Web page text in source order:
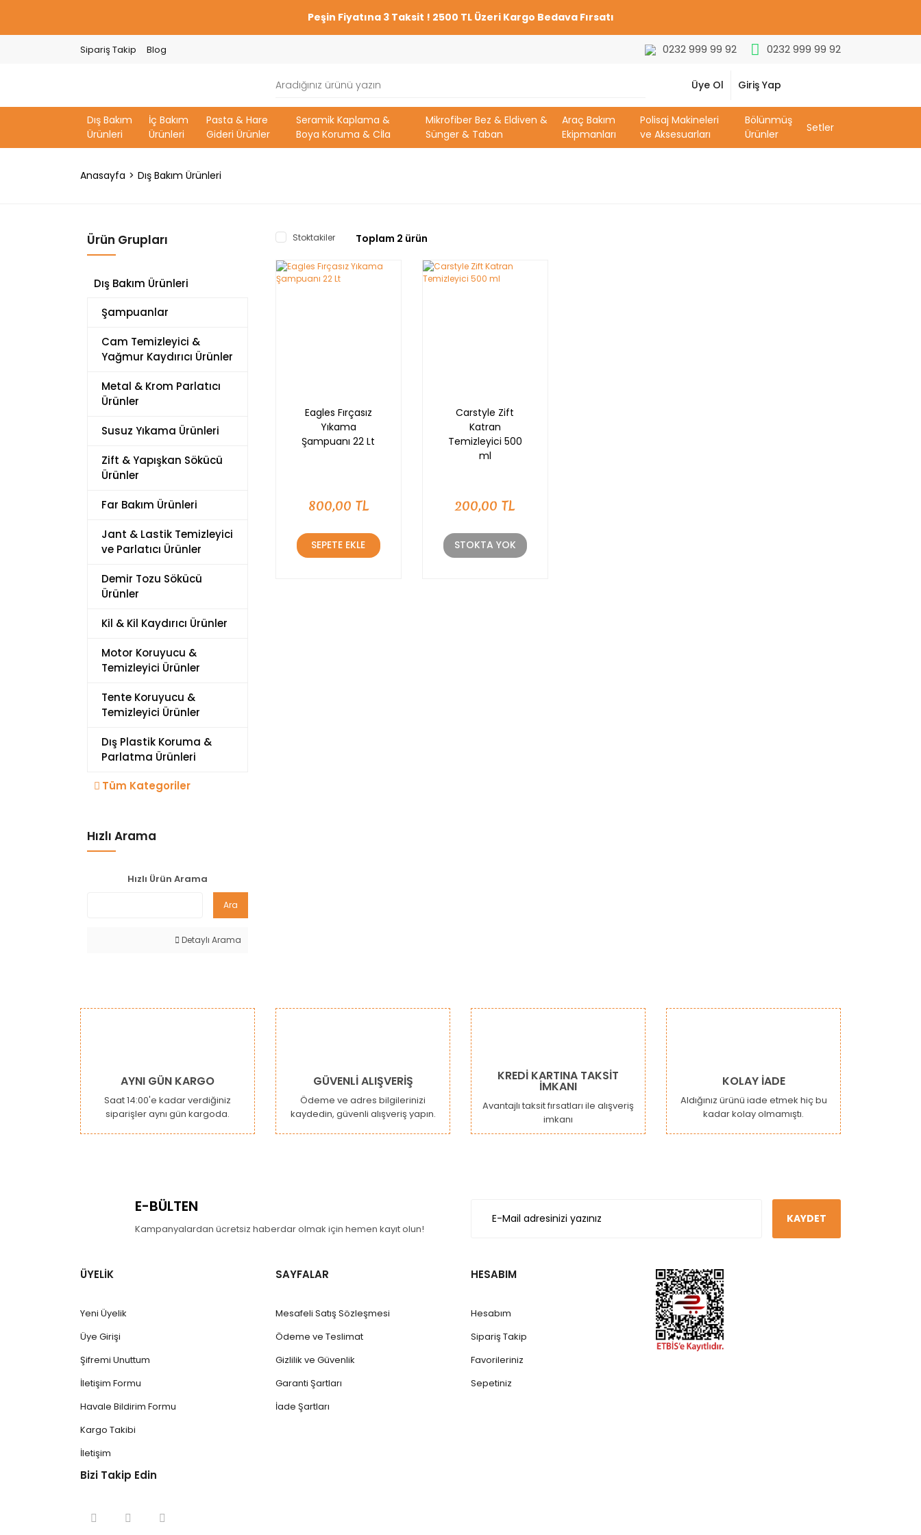
Peşin Fiyatına 3 Taksit ! 2500 TL Üzeri Kargo Bedava Fırsatı
Sipariş Takip Blog 0232 999 99 92 0232 999 99 92
Üye Ol Giriş Yap
Dış Bakım
Ürünleri
İç Bakım
Ürünleri
Pasta & Hare
Gideri Ürünler
Seramik Kaplama &
Boya Koruma & Cİla
Mikrofiber Bez & Eldiven &
Sünger & Taban
Araç Bakım
Ekipmanları
Polisaj Makineleri
ve Aksesuarları
Bölünmüş
Ürünler
Setler
Anasayfa Dış Bakım Ürünleri
Ürün Grupları
Dış Bakım Ürünleri
Şampuanlar
Cam Temizleyici &
Yağmur Kaydırıcı Ürünler
Metal & Krom Parlatıcı
Ürünler
Susuz Yıkama Ürünleri
Zift & Yapışkan Sökücü
Ürünler
Far Bakım Ürünleri
Jant & Lastik Temizleyici
ve Parlatıcı Ürünler
Demir Tozu Sökücü
Ürünler
Kil & Kil Kaydırıcı Ürünler
Motor Koruyucu &
Temizleyici Ürünler
Tente Koruyucu &
Temizleyici Ürünler
Dış Plastik Koruma &
Parlatma Ürünleri
Tüm Kategoriler
Hızlı Arama
Hızlı Ürün Arama
Ara
Detaylı Arama
Stoktakiler Toplam 2 ürün
Eagles Fırçasız
Yıkama
Şampuanı 22 Lt
800,00 TL
SEPETE EKLE
Carstyle Zift
Katran
Temizleyici 500
ml
200,00 TL
STOKTA YOK
AYNI GÜN KARGO
Saat 14:00'e kadar verdiğiniz
siparişler aynı gün kargoda.
GÜVENLİ ALIŞVERİŞ
Ödeme ve adres bilgilerinizi
kaydedin, güvenli alışveriş yapın.
KREDİ KARTINA TAKSİT
İMKANI
Avantajlı taksit fırsatları ile alışveriş
imkanı
KOLAY İADE
Aldığınız ürünü iade etmek hiç bu
kadar kolay olmamıştı.
E-BÜLTEN
Kampanyalardan ücretsiz haberdar olmak için hemen kayıt olun!
KAYDET
ÜYELİK
Yeni Üyelik
Üye Girişi
Şifremi Unuttum
İletişim Formu
Havale Bildirim Formu
Kargo Takibi
İletişim
SAYFALAR
Mesafeli Satış Sözleşmesi
Ödeme ve Teslimat
Gizlilik ve Güvenlik
Garanti Şartları
İade Şartları
HESABIM
Hesabım
Sipariş Takip
Favorileriniz
Sepetiniz
Bizi Takip Edin